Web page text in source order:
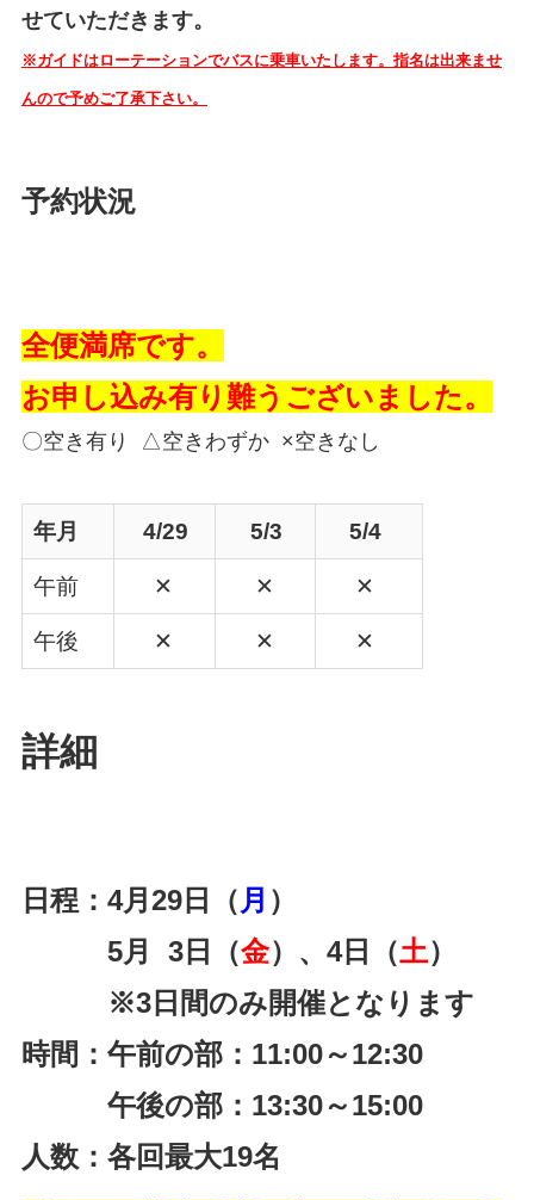
せていただきます。
※ガイドはローテーションでバスに乗車いたします。指名は出来ませ
んので予めご了承下さい。
予約状況
全便満席です。
お申し込み有り難うございました。
〇空き有り △空きわずか ×空きなし
年月 4/29 5/3 5/4
午前 ✕ ✕ ✕
午後 ✕ ✕ ✕
詳細
日程：4月29日（ 月 ）
5月 3日（金）、4日（土）
※3日間のみ開催となります
時間：午前の部：11:00～12:30
午後の部：13:30～15:00
人数：各回最大19名